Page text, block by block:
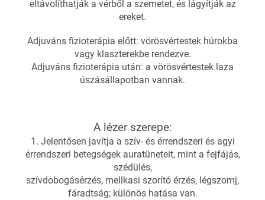
eltávolíthatják a vérből a szemetet, és lágyítják az
ereket.
Adjuváns fizioterápia előtt: vörösvértestek húrokba
vagy klaszterekbe rendezve.
Adjuváns fizioterápia után: a vörösvértestek laza
úszásállapotban vannak.
A lézer szerepe:
1. Jelentősen javítja a szív- és érrendszeri és agyi
érrendszeri betegségek auratüneteit, mint a fejfájás,
szédülés,
szívdobogásérzés, mellkasi szorító érzés, légszomj,
fáradtság; különös hatása van.